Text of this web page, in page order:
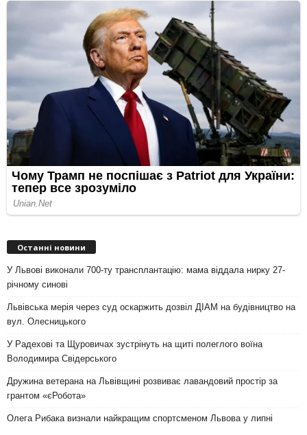
Останні новини
У Львові виконали 700-ту трансплантацію: мама віддала нирку 27-
річному синові
Львівська мерія через суд оскаржить дозвіл ДІАМ на будівництво на
вул. Олесницького
У Радехові та Щуровичах зустрінуть на щиті полеглого воїна
Володимира Свідерського
Дружина ветерана на Львівщині розвиває лавандовий простір за
грантом «єРобота»
Олега Рибака визнали найкращим спортсменом Львова у липні